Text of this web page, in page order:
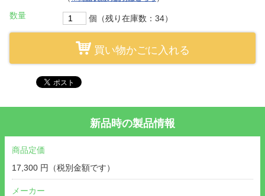
数量
個（残り在庫数：34）
買い物かごに入れる
新品時の製品情報
商品定価
17,300 円（税別金額です）
メーカー